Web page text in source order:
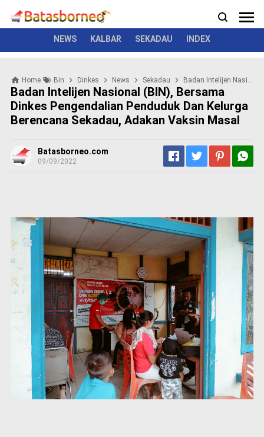
N
e
s
o
l
i
t
k
K
n
a
P
m
r
NEWS KALBAR SEKADAU INDEX
News Kriminal Seremonial
Home Bin Dinkes News Sekadau Badan Intelijen Nasional (BIN), Bersama Dinkes Pengendalian Penduduk dan Kelurga Berencana Sekadau, Adakan Vaksin Masal
Badan Intelijen Nasional (BIN), Bersama
Dinkes Pengendalian Penduduk Dan Kelurga
Berencana Sekadau, Adakan Vaksin Masal
Batasborneo.com
09/09/2022